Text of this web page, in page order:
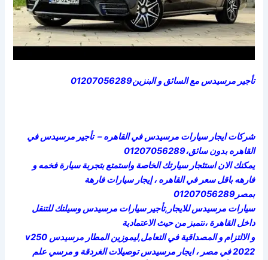
تأجير مرسيدس مع السائق و البنزين01207056289
شركات ايجار سيارات مرسيدس في القاهره – تأجير مرسيدس في
القاهره بدون سائق،01207056289
يمكنك الان استئجار سيارتك الخاصة واستمتع بتجربة سيارة فخمه و
فارهه باقل سعر في القاهره ، إيجار سيارات فارهة
بمصر01207056289
سيارات مرسيدس للايجار,تأجير سيارات مرسيدس وسيلتك للتنقل
داخل القاهرة ،نتمبز من حيث الاعتمادية
و الالتزام و المصداقية في التعامل,ليموزين المطار مرسيدس v250
2022 في مصر ، ايجار مرسيدس توصيلات الغردقة و مرسي علم